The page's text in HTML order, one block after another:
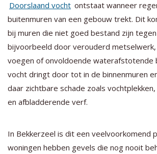
Doorslaand vocht ontstaat wanneer
buitenmuren van een gebouw trekt. Dit
bij muren die niet goed bestand zijn
bijvoorbeeld door verouderd metselwerk,
voegen of onvoldoende waterafstotende
vocht dringt door tot in de binnenmuren
daar zichtbare schade zoals
en afbladderende verf.
In Bekkerzeel is dit een veelvoorkomend
woningen hebben gevels die nog nooit